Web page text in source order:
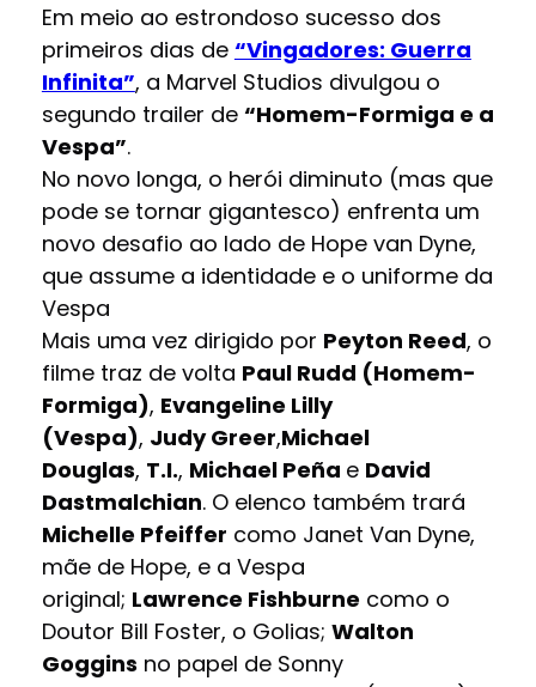
Em meio ao estrondoso sucesso dos
primeiros dias de “Vingadores: Guerra
Infinita”, a Marvel Studios divulgou o
segundo trailer de “Homem-Formiga e a
Vespa”.
No novo longa, o herói diminuto (mas que
pode se tornar gigantesco) enfrenta um
novo desafio ao lado de Hope van Dyne,
que assume a identidade e o uniforme da
Vespa
Mais uma vez dirigido por Peyton Reed, o
filme traz de volta Paul Rudd (Homem-
Formiga), Evangeline Lilly
(Vespa), Judy Greer,Michael
Douglas, T.I., Michael Peña e David
Dastmalchian. O elenco também trará
Michelle Pfeiffer como Janet Van Dyne,
mãe de Hope, e a Vespa
original; Lawrence Fishburne como o
Doutor Bill Foster, o Golias; Walton
Goggins no papel de Sonny